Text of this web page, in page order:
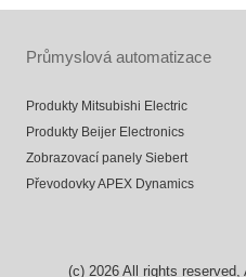
Průmyslová automatizace
Produkty Mitsubishi Electric
Produkty Beijer Electronics
Zobrazovací panely Siebert
Převodovky APEX Dynamics
(c) 2026All rights reserved,